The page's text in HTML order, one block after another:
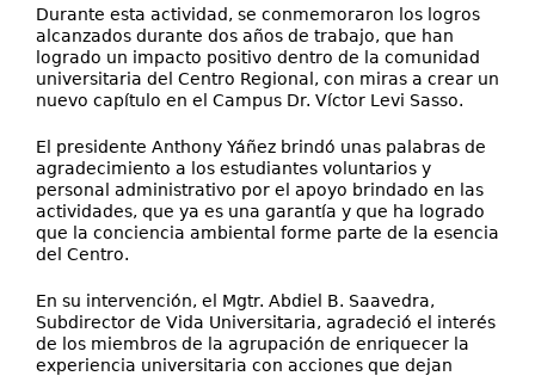
Durante esta actividad, se conmemoraron los logros
alcanzados durante dos años de trabajo, que han
logrado un impacto positivo dentro de la comunidad
universitaria del Centro Regional, con miras a crear un
nuevo capítulo en el Campus Dr. Víctor Levi Sasso.
El presidente Anthony Yáñez brindó unas palabras de
agradecimiento a los estudiantes voluntarios y
personal administrativo por el apoyo brindado en las
actividades, que ya es una garantía y que ha logrado
que la conciencia ambiental forme parte de la esencia
del Centro.
En su intervención, el Mgtr. Abdiel B. Saavedra,
Subdirector de Vida Universitaria, agradeció el interés
de los miembros de la agrupación de enriquecer la
experiencia universitaria con acciones que dejan